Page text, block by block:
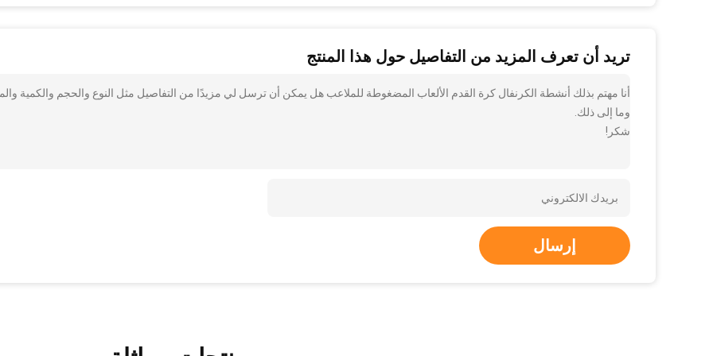
تريد أن تعرف المزيد من التفاصيل حول هذا المنتج
أنا مهتم بذلك أنشطة الكرنفال كرة القدم الألعاب المضغوطة للملاعب هل يمكن أن ترسل لي مزيدًا من التفاصيل مثل النوع والحجم والكمية
وما إلى ذلك.
شكر!
إرسال